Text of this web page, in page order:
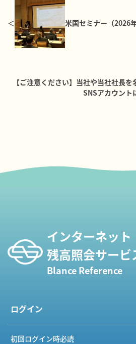
米国セミナー（2026
【ご注意ください】当社や当社社長を
SNSアカウント
インターネット
残高照会サービ
Blance Reference
ログイン
初回ログイン時必読